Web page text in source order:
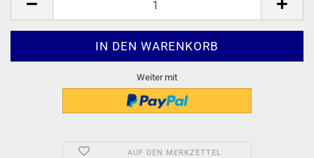
Weiter mit
AUF DEN MERKZETTEL